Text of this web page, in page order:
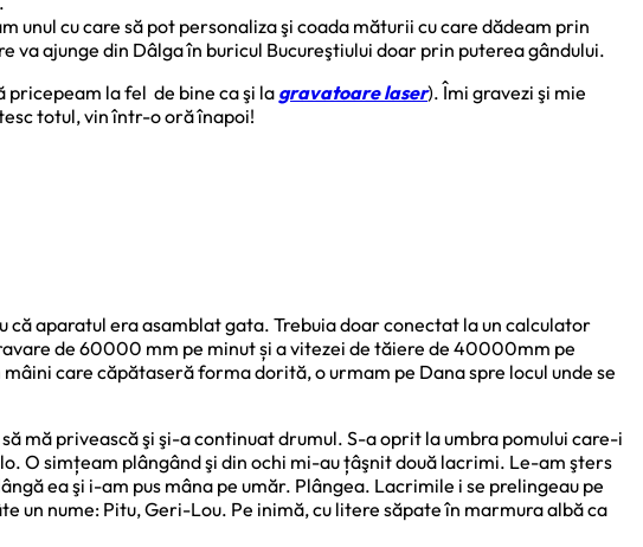
unul cu care să pot personaliza şi coada măturii cu care dădeam prin
va ajunge din Dâlga în buricul Bucureştiului doar prin puterea gândului.
pricepeam la fel de bine ca şi la gravatoare laser). Îmi gravezi şi mie
totul, vin într-o oră înapoi!
aparatul era asamblat gata. Trebuia doar conectat la un calculator
de 60000 mm pe minut și a vitezei de tăiere de 40000mm pe
care căpătaseră forma dorită, o urmam pe Dana spre locul unde se
mă privească şi şi-a continuat drumul. S-a oprit la umbra pomului care-i
O simțeam plângând şi din ochi mi-au țâşnit două lacrimi. Le-am şters
ea şi i-am pus mâna pe umăr. Plângea. Lacrimile i se prelingeau pe
un nume: Pitu, Geri-Lou. Pe inimă, cu litere săpate în marmura albă ca